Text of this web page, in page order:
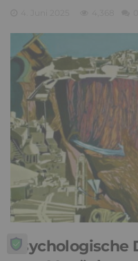
Psychologische